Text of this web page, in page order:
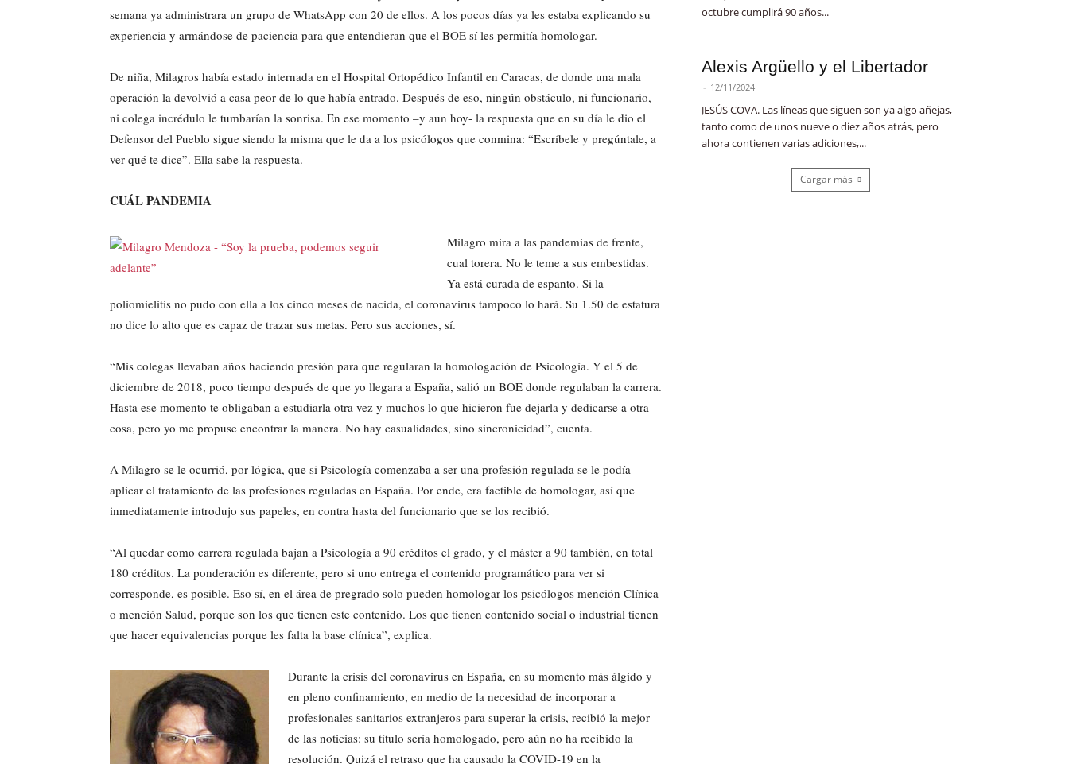
semana ya administrara un grupo de WhatsApp con 20 de ellos. A los pocos días ya les estaba explicando su
experiencia y armándose de paciencia para que entendieran que el BOE sí les permitía homologar.
De niña, Milagros había estado internada en el Hospital Ortopédico Infantil en Caracas, de donde una mala
operación la devolvió a casa peor de lo que había entrado. Después de eso, ningún obstáculo, ni funcionario,
ni colega incrédulo le tumbarían la sonrisa. En ese momento –y aun hoy- la respuesta que en su día le dio el
Defensor del Pueblo sigue siendo la misma que le da a los psicólogos que conmina: “Escríbele y pregúntale, a
ver qué te dice”. Ella sabe la respuesta.
CUÁL PANDEMIA
Milagro mira a las pandemias de frente,
cual torera. No le teme a sus embestidas.
Ya está curada de espanto. Si la
poliomielitis no pudo con ella a los cinco meses de nacida, el coronavirus tampoco lo hará. Su 1.50 de estatura
no dice lo alto que es capaz de trazar sus metas. Pero sus acciones, sí.
“Mis colegas llevaban años haciendo presión para que regularan la homologación de Psicología. Y el 5 de
diciembre de 2018, poco tiempo después de que yo llegara a España, salió un BOE donde regulaban la carrera.
Hasta ese momento te obligaban a estudiarla otra vez y muchos lo que hicieron fue dejarla y dedicarse a otra
cosa, pero yo me propuse encontrar la manera. No hay casualidades, sino sincronicidad”, cuenta.
A Milagro se le ocurrió, por lógica, que si Psicología comenzaba a ser una profesión regulada se le podía
aplicar el tratamiento de las profesiones reguladas en España. Por ende, era factible de homologar, así que
inmediatamente introdujo sus papeles, en contra hasta del funcionario que se los recibió.
“Al quedar como carrera regulada bajan a Psicología a 90 créditos el grado, y el máster a 90 también, en total
180 créditos. La ponderación es diferente, pero si uno entrega el contenido programático para ver si
corresponde, es posible. Eso sí, en el área de pregrado solo pueden homologar los psicólogos mención Clínica
o mención Salud, porque son los que tienen este contenido. Los que tienen contenido social o industrial tienen
que hacer equivalencias porque les falta la base clínica”, explica.
Durante la crisis del coronavirus en España, en su momento más álgido y
en pleno confinamiento, en medio de la necesidad de incorporar a
profesionales sanitarios extranjeros para superar la crisis, recibió la mejor
de las noticias: su título sería homologado, pero aún no ha recibido la
resolución. Quizá el retraso que ha causado la COVID-19 en la
octubre cumplirá 90 años...
Alexis Argüello y el Libertador
- 12/11/2024
JESÚS COVA. Las líneas que siguen son ya algo añejas,
tanto como de unos nueve o diez años atrás, pero
ahora contienen varias adiciones,...
Cargar más